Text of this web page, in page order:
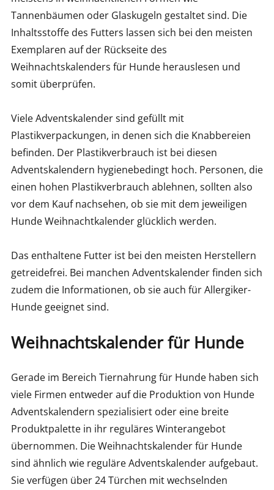
Tannenbäumen oder Glaskugeln gestaltet sind. Die
Inhaltsstoffe des Futters lassen sich bei den meisten
Exemplaren auf der Rückseite des
Weihnachtskalenders für Hunde herauslesen und
somit überprüfen.
Viele Adventskalender sind gefüllt mit
Plastikverpackungen, in denen sich die Knabbereien
befinden. Der Plastikverbrauch ist bei diesen
Adventskalendern hygienebedingt hoch. Personen, die
einen hohen Plastikverbrauch ablehnen, sollten also
vor dem Kauf nachsehen, ob sie mit dem jeweiligen
Hunde Weihnachtkalender glücklich werden.
Das enthaltene Futter ist bei den meisten Herstellern
getreidefrei. Bei manchen Adventskalender finden sich
zudem die Informationen, ob sie auch für Allergiker-
Hunde geeignet sind.
Weihnachtskalender für Hunde
Gerade im Bereich Tiernahrung für Hunde haben sich
viele Firmen entweder auf die Produktion von Hunde
Adventskalendern spezialisiert oder eine breite
Produktpalette in ihr reguläres Winterangebot
übernommen. Die Weihnachtskalender für Hunde
sind ähnlich wie reguläre Adventskalender aufgebaut.
Sie verfügen über 24 Türchen mit wechselnden